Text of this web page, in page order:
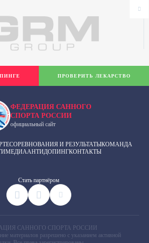
ФЕДЕРАЦИЯ САННОГО
СПОРТА РОССИИ
официальный сайт
СОРЕВНОВАНИЯ И РЕЗУЛЬТАТЫКОМАНДА
МЕДИААНТИДОПИНГКОНТАКТЫ
Cтать партнёром
ПРОВЕРИТЬ ЛЕКАРСТВО
САННОГО СПОРТА РОССИИ
материалов разрешено с указанием активной